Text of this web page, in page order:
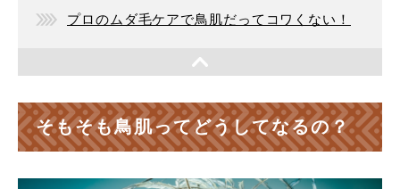
プロのムダ毛ケアで鳥肌だってコワくない！
そもそも鳥肌ってどうしてなるの？